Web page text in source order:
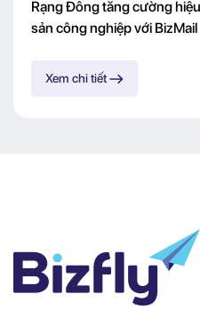
Rạng Đông tăng cường
sản công nghiệp với BizMail
Xem chi tiết